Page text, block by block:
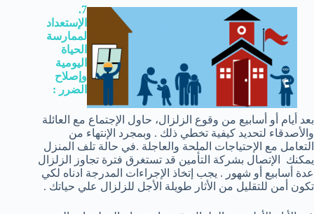
7.
الإستعداد
لممارسة
الحياة
اليومية
وإصلاح
الضرر :
بعد أيام أو أسابيع من وقوع الزلزال، حاول الإجتماع مع العائلة
والأصدقاء لتحديد كيفية تخطي ذلك . وبمجرد الإنتهاء من
التعامل مع الإحتياجات الملحة والعاجلة .في حالة تلف المنزل
يمكنك الإتصال بشركة التأمين قد تستغرق فترة تجاوز الزلزال
عدة أسابيع أو شهور . يجب إتخاذ الإجراءات المدرجة ادناه لكي
تكون أمن للتقليل من الأثار طويلة الأجل للزلزال علي حياتك .